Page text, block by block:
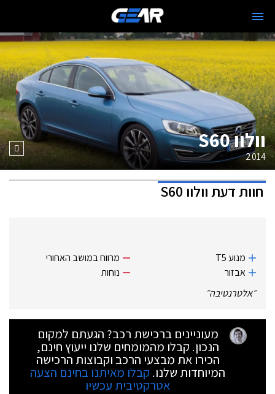
וולוו S60
2014
חוות דעתוולוו S60
מנוע T5
אבזור
מרווח במושב האחורי
נוחות
״אלטרנטיבה״
מעוניינים ברכישת רכב? הגעתם למקום
הנכון. קבלו מהמומחים שלנו ייעוץ חינם,
הכירו את מבצעי הרכב וקבוצות הרכישה
המיוחדות שלנו. קבלו מאיתנו בחינם הצעה
אטרקטיבית עכשיו